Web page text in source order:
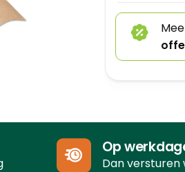
Op
Dan versturen